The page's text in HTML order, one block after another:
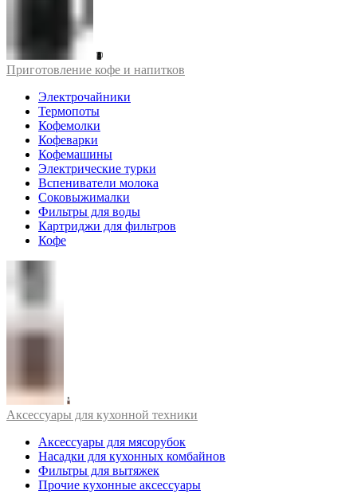
Приготовление кофе и напитков
Электрочайники
Термопоты
Кофемолки
Кофеварки
Кофемашины
Электрические турки
Вспениватели молока
Соковыжималки
Фильтры для воды
Картриджи для фильтров
Кофе
Аксессуары для кухонной техники
Аксессуары для мясорубок
Насадки для кухонных комбайнов
Фильтры для вытяжек
Прочие кухонные аксессуары